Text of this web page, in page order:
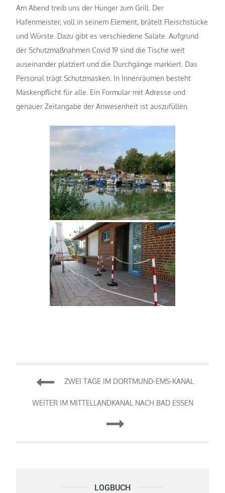
Am Abend treib uns der Hunger zum Grill. Der
Hafenmeister, voll in seinem Element, brätelt Fleischstücke
und Würste. Dazu gibt es verschiedene Salate. Aufgrund
der Schutzmaßnahmen Covid 19 sind die Tische weit
auseinander platziert und die Durchgänge markiert. Das
Personal trägt Schutzmasken. In Innenräumen besteht
Maskenpflicht für alle. Ein Formular mit Adresse und
genauer Zeitangabe der Anwesenheit ist auszufüllen.
Beitragsnavigation
ZWEI TAGE IM DORTMUND-EMS-KANAL
WEITER IM MITTELLANDKANAL NACH BAD ESSEN
LOGBUCH Logbuch